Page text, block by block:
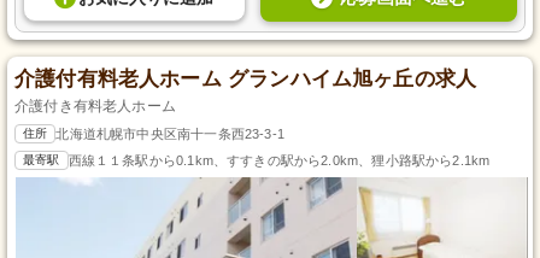
介護付有料老人ホーム グランハイム旭ヶ丘の求人
介護付き有料老人ホーム
住所 北海道札幌市中央区南十一条西23-3-1
最寄駅 西線１１条駅から0.1km、すすきの駅から2.0km、狸小路駅から2.1km